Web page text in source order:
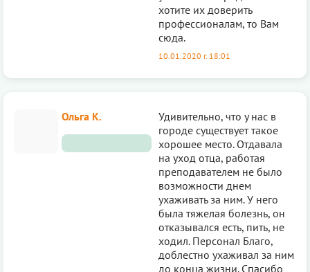
хотите их доверить
профессионалам, то Вам
сюда.
10.01.2020 г. 18:01
Ольга К.
Удивительно, что у нас в
городе существует такое
хорошее место. Отдавала
на уход отца, работая
преподавателем не было
возможности днем
ухаживать за ним. У него
была тяжелая болезнь, он
отказывался есть, пить, не
ходил. Персонал Благо,
доблестно ухаживал за ним
до конца жизни. Спасибо